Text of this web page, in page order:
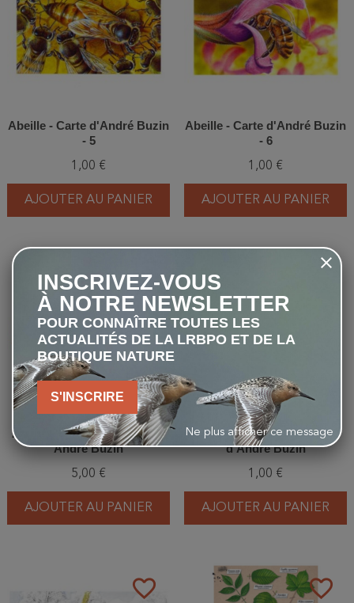
Abeille - Carte d'André Buzin
- 5
1,00 €
AJOUTER AU PANIER
Abeille - Carte d'André Buzin
- 6
1,00 €
AJOUTER AU PANIER
favorite_border
Abeilles - Série de 6 cartes -
André Buzin
5,00 €
AJOUTER AU PANIER
Accenteur mouchet - Carte
d'André Buzin
1,00 €
AJOUTER AU PANIER
favorite_border favorite_border
INSCRIVEZ-VOUS
À NOTRE NEWSLETTER
POUR CONNAÎTRE TOUTES LES
ACTUALITÉS DE LA LRBPO ET DE LA
BOUTIQUE NATURE
S'INSCRIRE
Ne plus afficher ce message